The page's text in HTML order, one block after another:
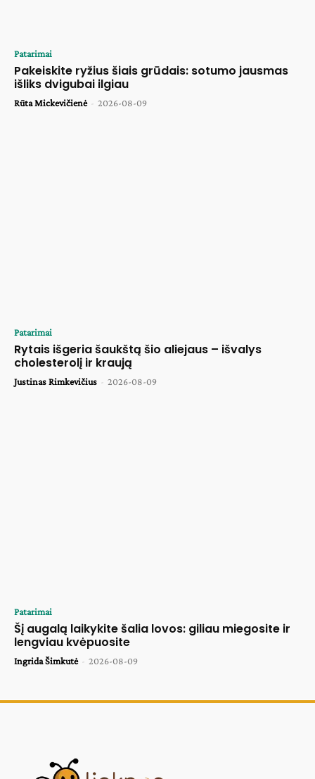
Patarimai
Pakeiskite ryžius šiais grūdais: sotumo jausmas
išliks dvigubai ilgiau
Rūta Mickevičienė - 2026-08-09
Patarimai
Rytais išgeria šaukštą šio aliejaus – išvalys
cholesterolį ir kraują
Justinas Rimkevičius - 2026-08-09
Patarimai
Šį augalą laikykite šalia lovos: giliau miegosite ir
lengviau kvėpuosite
Ingrida Šimkutė - 2026-08-09